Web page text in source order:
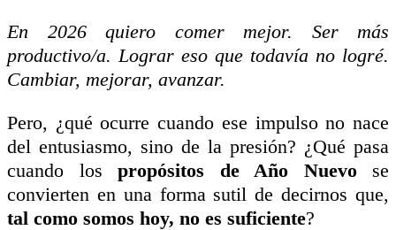
En 2026 quiero comer mejor. Ser más
productivo/a. Lograr eso que todavía no logré.
Cambiar, mejorar, avanzar.
Pero, ¿qué ocurre cuando ese impulso no nace
del entusiasmo, sino de la presión? ¿Qué pasa
cuando los propósitos de Año Nuevose
convierten en una forma sutil de decirnos que,
tal como somos hoy, no es suficiente?